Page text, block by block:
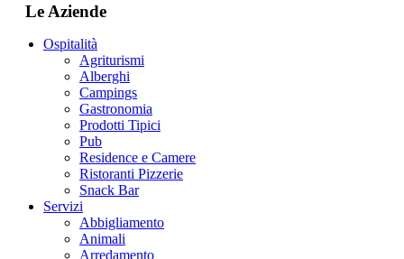
Le Aziende
Ospitalità
Agriturismi
Alberghi
Campings
Gastronomia
Prodotti Tipici
Pub
Residence e Camere
Ristoranti Pizzerie
Snack Bar
Servizi
Abbigliamento
Animali
Arredamento